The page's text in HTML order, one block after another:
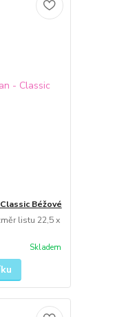
Béžové
listu 22,5 x
Skladem